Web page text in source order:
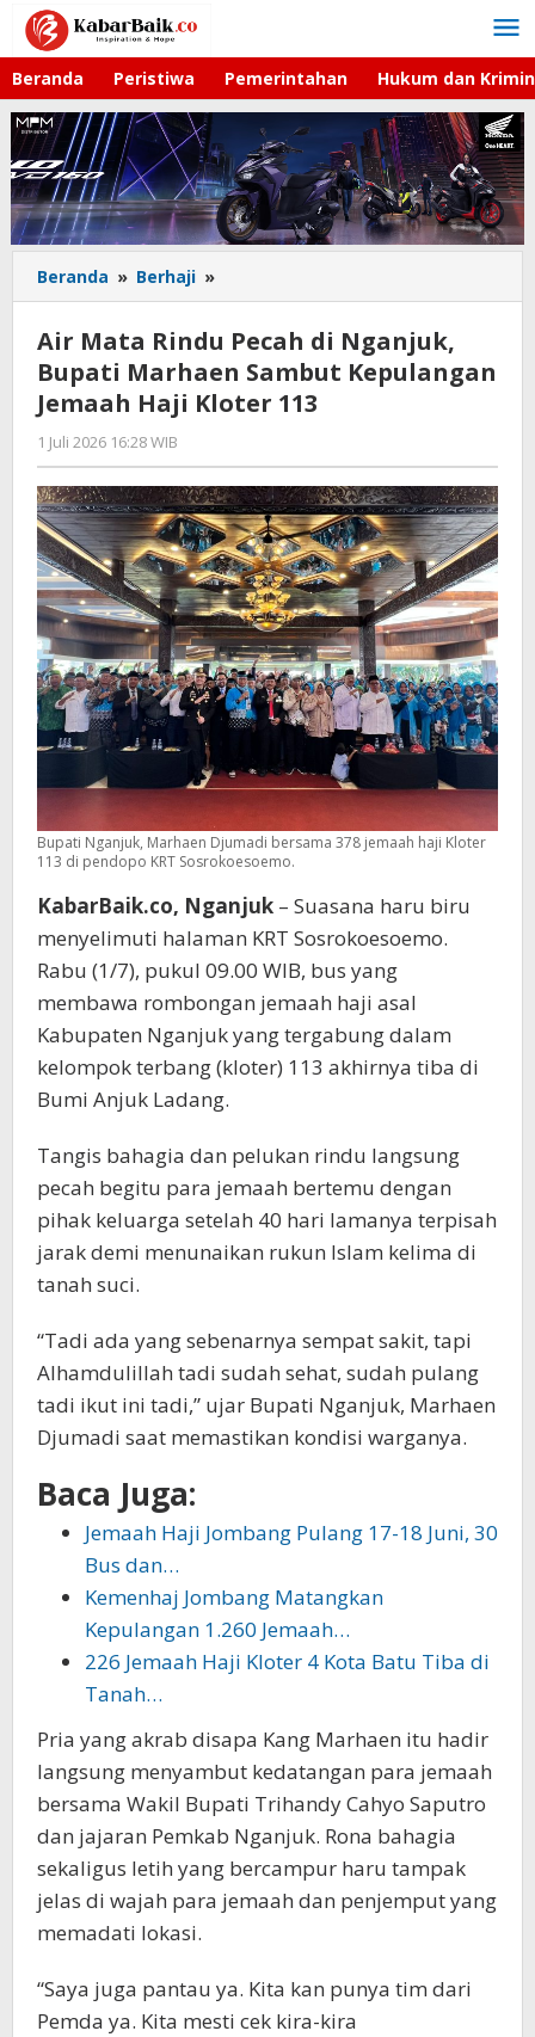
Lewati
konten
Beranda Peristiwa Pemerintahan Hukum dan
Beranda » Berhaji »
Mata
Pecah
di
Nganjuk,
Kepulangan
Jemaah
Haji
Kloter
113
Air Mata Rindu Pecah di Nganjuk,
Bupati Marhaen Sambut Kepulangan
Jemaah Haji Kloter 113
1 Juli 2026 16:28 WIB
Gagah
Saputra
Bupati Nganjuk, Marhaen Djumadi bersama 378 jemaah haji Kloter
113 di pendopo KRT Sosrokoesoemo.
KabarBaik.co, Nganjuk – Suasana haru biru
menyelimuti halaman KRT Sosrokoesoemo.
Rabu (1/7), pukul 09.00 WIB, bus yang
membawa rombongan jemaah haji asal
Kabupaten Nganjuk yang tergabung dalam
kelompok terbang (kloter) 113 akhirnya tiba di
Bumi Anjuk Ladang.
Tangis bahagia dan pelukan rindu langsung
pecah begitu para jemaah bertemu dengan
pihak keluarga setelah 40 hari lamanya terpisah
jarak demi menunaikan rukun Islam kelima di
tanah suci.
“Tadi ada yang sebenarnya sempat sakit, tapi
Alhamdulillah tadi sudah sehat, sudah pulang
tadi ikut ini tadi,” ujar Bupati Nganjuk, Marhaen
Djumadi saat memastikan kondisi warganya.
Baca Juga:
Jemaah Haji Jombang Pulang 17-18 Juni, 30
Bus dan…
Kemenhaj Jombang Matangkan
Kepulangan 1.260 Jemaah…
226 Jemaah Haji Kloter 4 Kota Batu Tiba di
Tanah…
Pria yang akrab disapa Kang Marhaen itu hadir
langsung menyambut kedatangan para jemaah
bersama Wakil Bupati Trihandy Cahyo Saputro
dan jajaran Pemkab Nganjuk. Rona bahagia
sekaligus letih yang bercampur haru tampak
jelas di wajah para jemaah dan penjemput yang
memadati lokasi.
“Saya juga pantau ya. Kita kan punya tim dari
Pemda ya. Kita mesti cek kira-kira